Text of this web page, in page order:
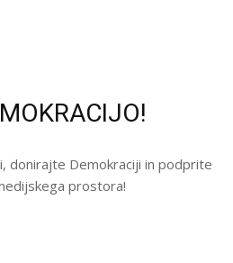
donirajte Demokraciji in podprite
prostora!